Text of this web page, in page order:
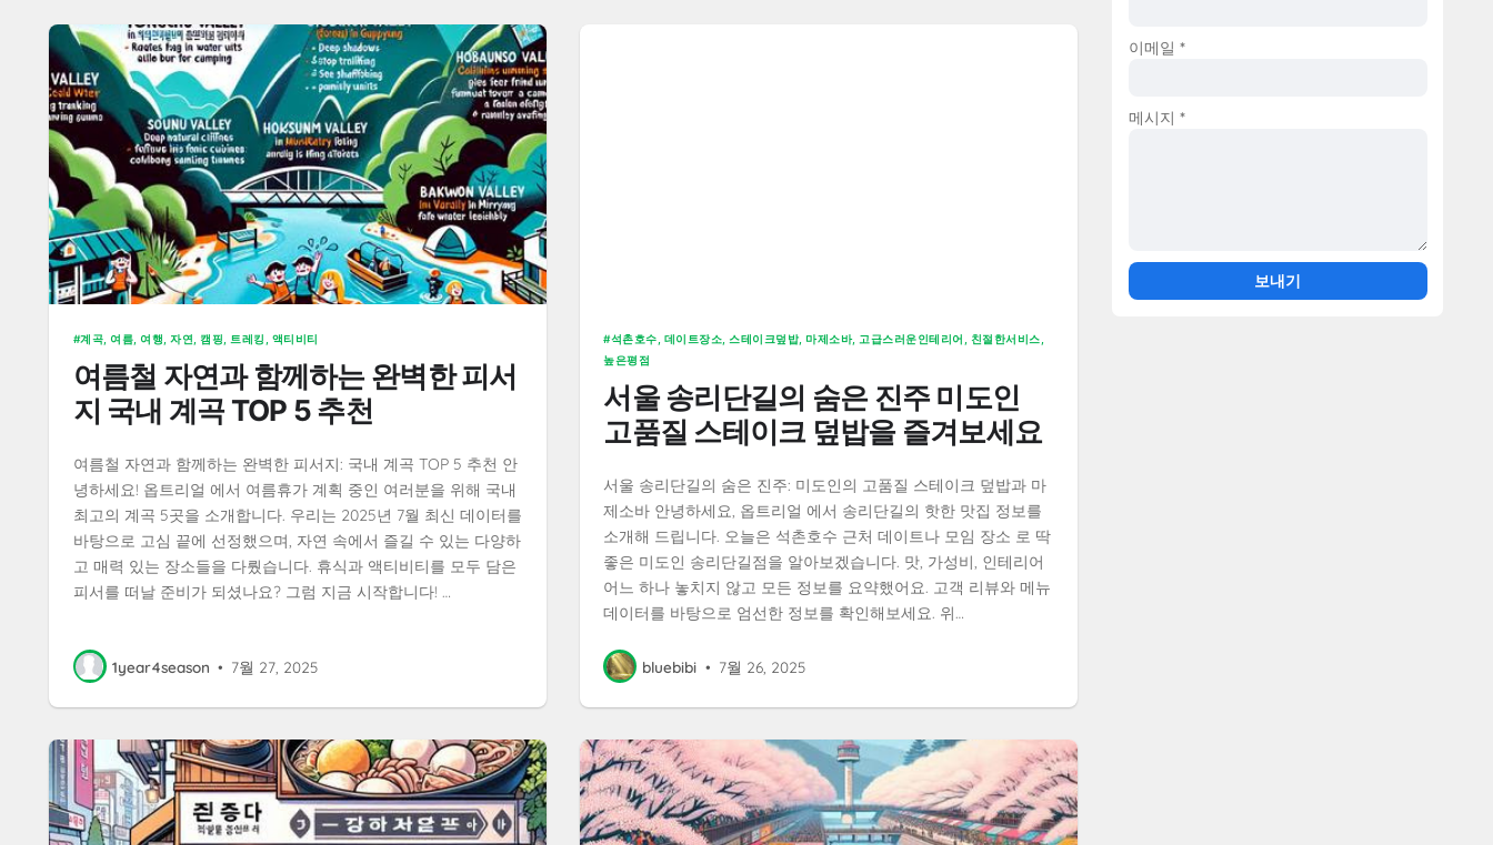
계곡, 여름, 여행, 자연, 캠핑, 트레킹, 액티비티
여름철 자연과 함께하는 완벽한 피서
지 국내 계곡 TOP 5 추천
여름철 자연과 함께하는 완벽한 피서지: 국내 계곡 TOP 5 추천 안
녕하세요! 옵트리얼 에서 여름휴가 계획 중인 여러분을 위해 국내
최고의 계곡 5곳을 소개합니다. 우리는 2025년 7월 최신 데이터를
바탕으로 고심 끝에 선정했으며, 자연 속에서 즐길 수 있는 다양하
고 매력 있는 장소들을 다뤘습니다. 휴식과 액티비티를 모두 담은
피서를 떠날 준비가 되셨나요? 그럼 지금 시작합니다! …
1year4season • 7월 27, 2025
석촌호수, 데이트장소, 스테이크덮밥, 마제소바, 고급스러운인테리어, 친절한서비스,
높은평점
서울 송리단길의 숨은 진주 미도인
고품질 스테이크 덮밥을 즐겨보세요
서울 송리단길의 숨은 진주: 미도인의 고품질 스테이크 덮밥과 마
제소바 안녕하세요, 옵트리얼 에서 송리단길의 핫한 맛집 정보를
소개해 드립니다. 오늘은 석촌호수 근처 데이트나 모임 장소 로 딱
좋은 미도인 송리단길점을 알아보겠습니다. 맛, 가성비, 인테리어
어느 하나 놓치지 않고 모든 정보를 요약했어요. 고객 리뷰와 메뉴
데이터를 바탕으로 엄선한 정보를 확인해보세요. 위…
bluebibi • 7월 26, 2025
이메일 *
메시지 *